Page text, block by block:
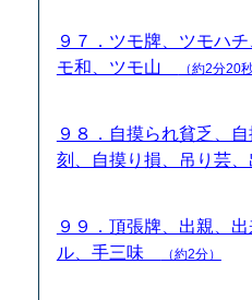
９７．ツモ牌、ツモハ
モ和、ツモ山
（約2分20秒
９８．自摸られ貧乏、
刻、自摸り損、吊り芸
９９．頂張牌、出親、
ル、手三味
（約2分）